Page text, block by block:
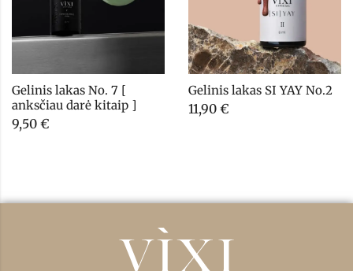
Gelinis lakas No. 7 [
anksčiau darė kitaip ]
9,50 €
Gelinis lakas SI YAY No.2
11,90 €